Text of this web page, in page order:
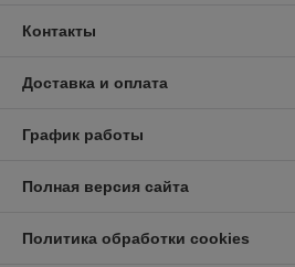
Контакты
Доставка и оплата
График работы
Полная версия сайта
Политика обработки cookies